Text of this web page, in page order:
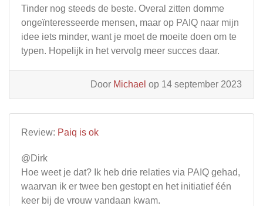
Tinder nog steeds de beste. Overal zitten domme
ongeïnteresseerde mensen, maar op PAIQ naar mijn
idee iets minder, want je moet de moeite doen om te
typen. Hopelijk in het vervolg meer succes daar.
Door Michael op 14 september 2023
Review: Paiq is ok
@Dirk
Hoe weet je dat? Ik heb drie relaties via PAIQ gehad,
waarvan ik er twee ben gestopt en het initiatief één
keer bij de vrouw vandaan kwam.